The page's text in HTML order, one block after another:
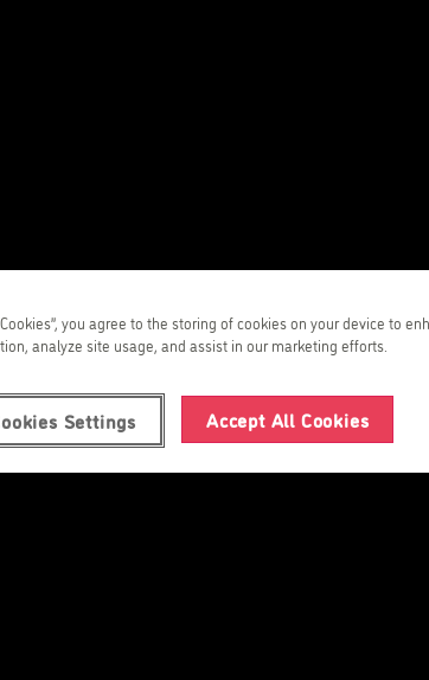
you agree to the storing of cookies on your device to
analyze site usage, and assist in our marketing efforts.
Accept All Cookies
Settings